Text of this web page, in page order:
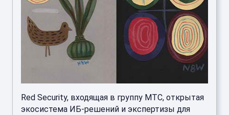
Red Security, входящая в группу МТС, открытая
экосистема ИБ-решений и экспертизы для